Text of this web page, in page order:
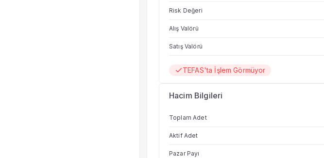
Risk Değeri
Alış Valörü
Satış Valörü
TEFAS'ta İşlem Görmüyor
Hacim Bilgileri
Toplam Adet
Aktif Adet
Pazar Payı